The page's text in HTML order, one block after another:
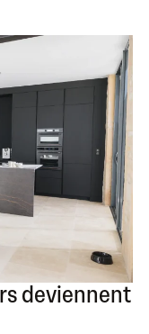
deviennent